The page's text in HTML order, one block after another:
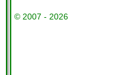
© 2007 - 2026